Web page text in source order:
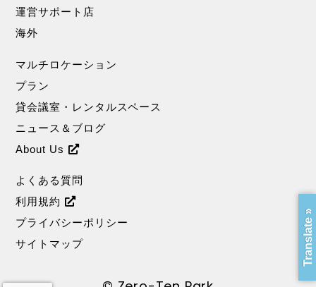
運営サポート店
海外
マルチロケーション
プラン
貸会議室・レンタルスペース
ニュース＆ブログ
About Us
よくある質問
利用規約
プライバシーポリシー
サイトマップ
Translate »